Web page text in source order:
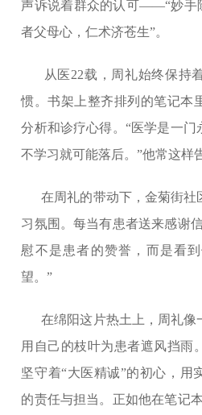
声诉说着群众的认可——“妙手
者父母心，仁术济苍生”。
从医22载，周礼始终保持
惯。书架上整齐排列的笔记本
分析和诊疗心得。“医学是一
不学习就可能落后。”他常这样
在周礼的带动下，金菊街社
习氛围。每当有患者送来感谢
慰不是患者的赞誉，而是看
望。”
在绵阳这片热土上，周礼像
用自己的枝叶为患者遮风挡雨
坚守着“大医精诚”的初心，用
的责任与担当。正如他在笔记